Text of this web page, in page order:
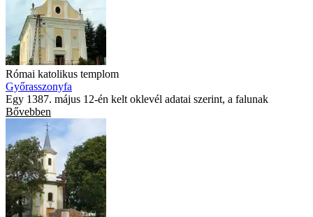
Római katolikus templom
Győrasszonyfa
Egy 1387. május 12-én kelt oklevél adatai szerint, a falunak
Bővebben